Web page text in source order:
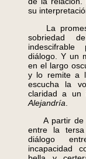
su
La
sobriedad
diálogo. Y un
en el largo
y lo remite a
escucha la
claridad a
Alejandría
A partir de
entre la
diálogo
incapacidad